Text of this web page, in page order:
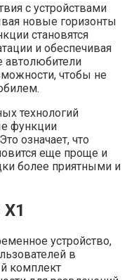
с устройствами
новые горизонты
становятся
и обеспечивая
автолюбители
чтобы не
технологий
функции
означает, что
еще проще и
более приятными и
устройство,
в
комплект